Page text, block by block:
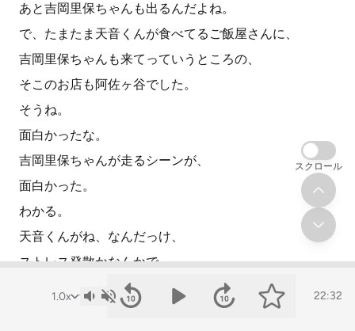
あと吉岡里保ちゃんも出るんだよね。
で、たまたま天音くんが食べてるご飯屋さんに、
吉岡里保ちゃんも来てっていうところの、
そこのお店も阿佐ヶ谷でした。
そうね。
面白かったな。
吉岡里保ちゃんが走るシーンが、
面白かった。
わかる。
天音くんがね、なんだっけ、
ストレス発散かなんかで、
もとから走ってるところに出くわせたか、
なんかじゃなかったっけ。
22:32
スクロール